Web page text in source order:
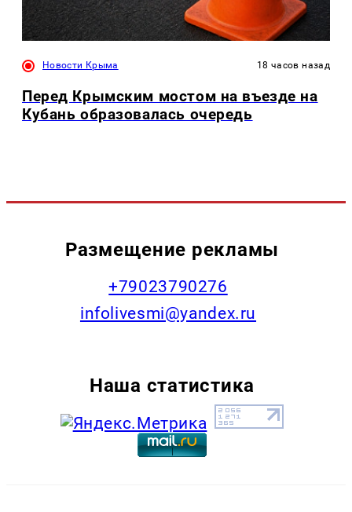
Новости Крыма 18 часов назад
Перед Крымским мостом на въезде на
Кубань образовалась очередь
Размещение рекламы
+79023790276
infolivesmi@yandex.ru
Наша статистика